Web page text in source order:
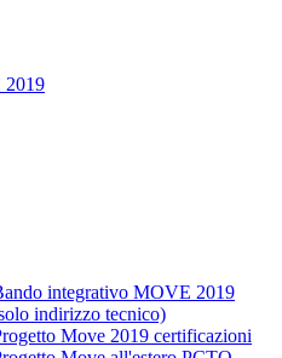
integrativo MOVE 2019
indirizzo tecnico)
Move 2019 certificazioni